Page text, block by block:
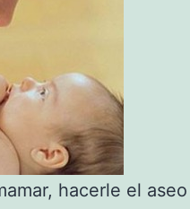
hacerle el